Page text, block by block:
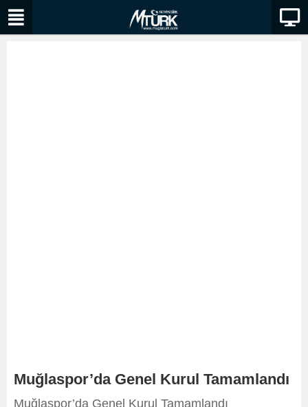
Muğlaspor’da Genel Kurul Tamamlandı
Muğlaspor’da Genel Kurul Tamamlandı